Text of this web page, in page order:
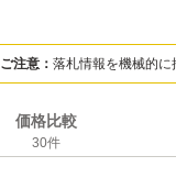
ご注意： 落札情報を機械的
価格比較
30件